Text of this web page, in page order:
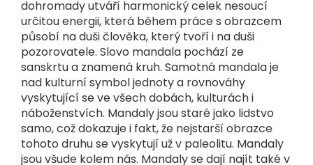
dohromady utváří harmonický celek nesoucí
určitou energii, která během práce s obrazcem
působí na duši člověka, který tvoří i na duši
pozorovatele. Slovo mandala pochází ze
sanskrtu a znamená kruh. Samotná mandala je
nad kulturní symbol jednoty a rovnováhy
vyskytující se ve všech dobách, kulturách i
náboženstvích. Mandaly jsou staré jako lidstvo
samo, což dokazuje i fakt, že nejstarší obrazce
tohoto druhu se vyskytují už v paleolitu. Mandaly
jsou všude kolem nás. Mandaly se dají najít také v